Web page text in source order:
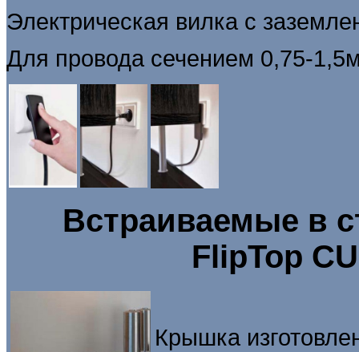
Электрическая вилка с
Для провода сечением 0,75-
Встраиваемые в
FlipTop
Крышка